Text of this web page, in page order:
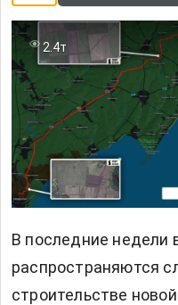
2.4т
В последние недели
распространяются
строительстве